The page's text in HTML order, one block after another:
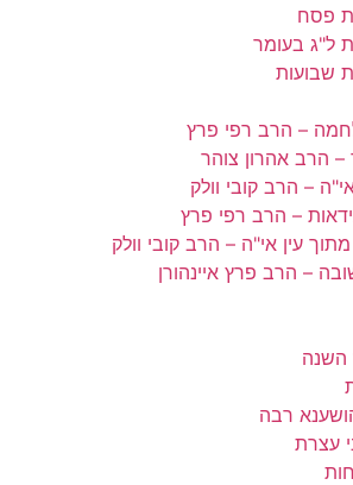
פסח
ל"ג בעומר
שבועות
– הרב רפי פרץ
– הרב אהרון צוהר
– הרב קובי וולק
– הרב רפי פרץ
מתוך עין אי"ה – הרב קובי וולק
– הרב פרץ איינהורן
רבה
עצרת